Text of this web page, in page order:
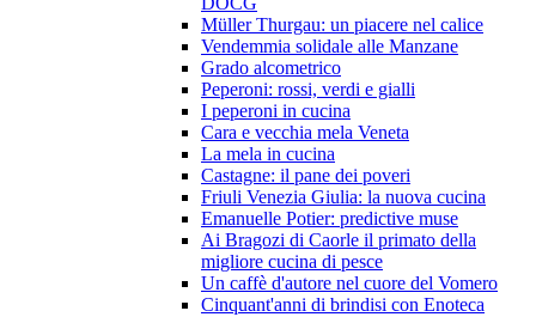
Müller Thurgau: un piacere nel calice
Vendemmia solidale alle Manzane
Grado alcometrico
Peperoni: rossi, verdi e gialli
I peperoni in cucina
Cara e vecchia mela Veneta
La mela in cucina
Castagne: il pane dei poveri
Friuli Venezia Giulia: la nuova cucina
Emanuelle Potier: predictive muse
Ai Bragozi di Caorle il primato della
migliore cucina di pesce
Un caffè d'autore nel cuore del Vomero
Cinquant'anni di brindisi con Enoteca